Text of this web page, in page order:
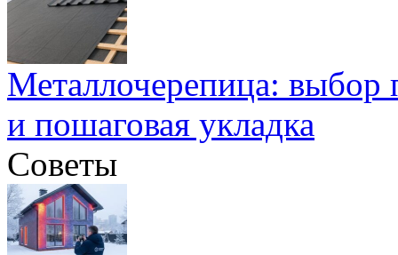
Металлочерепица: выбор
и пошаговая укладка
Советы